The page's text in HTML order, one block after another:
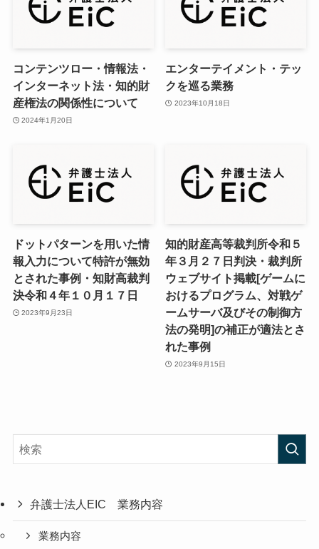
コンテンツロー・情報法・
インターネット法・知的財
産権法の関係性について
2024年1月20日
エンターテイメント・テッ
クを巡る業務
2023年10月18日
ドットパターンを用いた情
報入力について特許が無効
とされた事例・知財高裁判
決令和４年１０月１７日
2023年9月23日
知的財産高等裁判所令和５
年３月２７日判決・裁判所
ウェブサイト掲載[ゲームに
おけるプログラム、対戦ゲ
ームサーバ及びその制御方
法の発明]の補正が適法とさ
れた事例
2023年9月15日
弁護士法人EIC 業務内容
業務内容